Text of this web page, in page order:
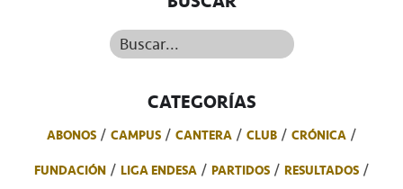
Buscar...
CATEGORÍAS
ABONOS CAMPUS CANTERA CLUB
CRÓNICA
FUNDACIÓN
LIGA ENDESA PARTIDOS
RESULTADOS